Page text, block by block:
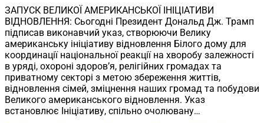
ЗАПУСК ВЕЛИКОЇ АМЕРИКАНСЬКОЇ ІНІЦІАТИВИ
ВІДНОВЛЕННЯ: Сьогодні Президент Дональд Дж. Трамп
підписав виконавчий указ, створюючи Велику
американську ініціативу відновлення Білого дому для
координації національної реакції на хворобу залежності
в уряді, охороні здоров’я, релігійних громадах та
приватному секторі з метою збереження життів,
відновлення сімей, зміцнення наших громад та побудови
Великого американського відновлення. Указ
встановлює Ініціативу, спільно очолювану…